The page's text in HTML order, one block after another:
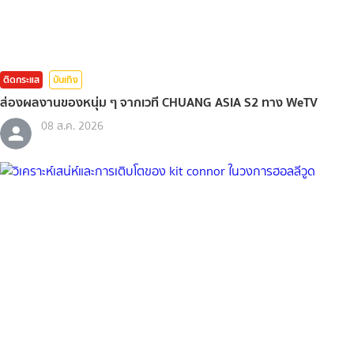
ติดกระแส บันเทิง
ส่องผลงานของหนุ่ม ๆ จากเวที CHUANG ASIA S2 ทาง WeTV
08 ส.ค. 2026